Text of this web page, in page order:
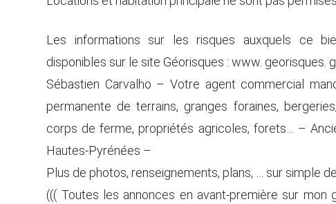
Les informations sur les risques auxquels ce
disponibles sur le site Géorisques : www. georisques.
Sébastien Carvalho – Votre agent commercial
permanente de terrains, granges foraines,
corps de ferme, propriétés agricoles, forets… –
Hautes-Pyrénées –
Plus de photos, renseignements, plans, … sur simple
((( Toutes les annonces en avant-première sur mon